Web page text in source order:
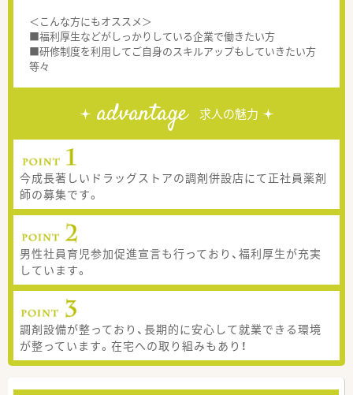
＜こんな方にもオススメ＞
■福利厚生などがしっかりしている企業で働きたい方
■研修制度を利用してご自身のスキルアップもしていきたい方
等々
advantage 求人の魅力
今成長著しいドラッグストアの調剤併設店にて正社員薬剤
師の募集です。
男性社員育児参加促進宣言も行っており、福利厚生が充実
しています。
調剤設備が整っており、長期的に安心して就業できる環境
が整っています。在宅への取り組みもあり！